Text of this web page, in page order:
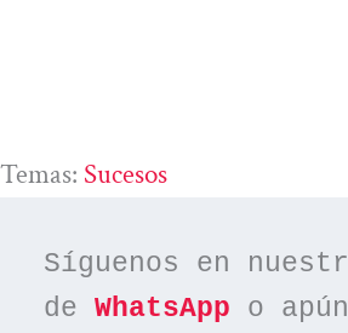
Temas: Sucesos
Síguenos en
de WhatsApp o